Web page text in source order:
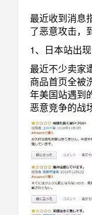
最近收到消息
了恶意攻击，
1、日本站出
最近不少卖家
商品首页全被
年美国站遇到
恶意竞争的战